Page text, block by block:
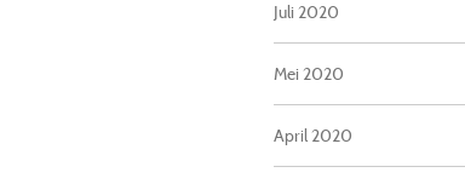
Juli 2020
Mei 2020
April 2020